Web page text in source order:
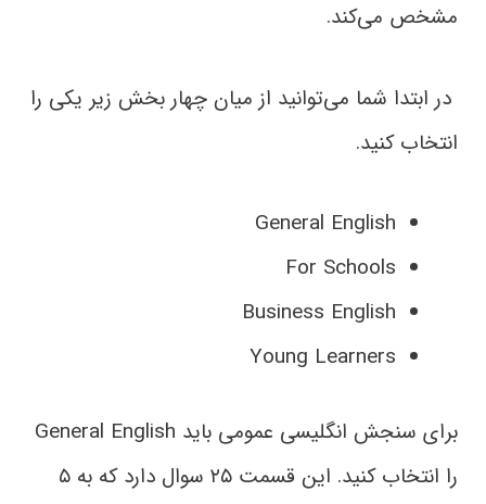
مشخص می‌کند.
در ابتدا شما می‌توانید از میان چهار بخش زیر یکی را
انتخاب کنید.
General English
For Schools
Business English
Young Learners
برای سنجش انگلیسی عمومی‌ باید General English
را انتخاب کنید. این قسمت ۲۵ سوال دارد که به ۵